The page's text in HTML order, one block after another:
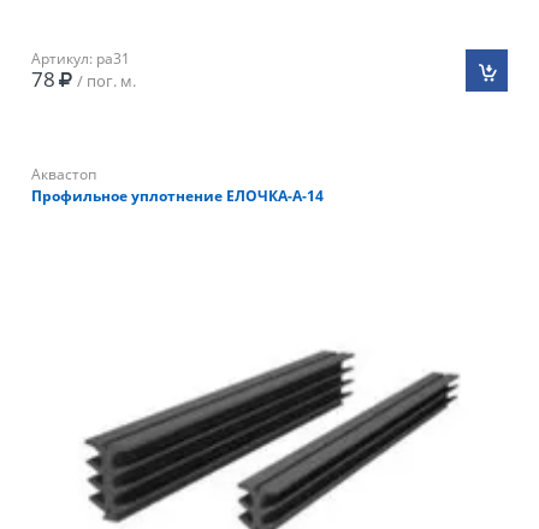
Артикул: pa31
78 / пог. м.
Аквастоп
Профильное уплотнение ЕЛОЧКА-А-14